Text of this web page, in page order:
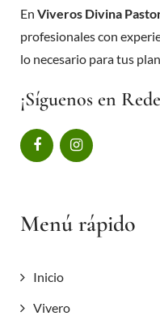
En Viveros Divina
profesionales con
lo necesario para tus
¡Síguenos en
Menú rápido
Inicio
Vivero